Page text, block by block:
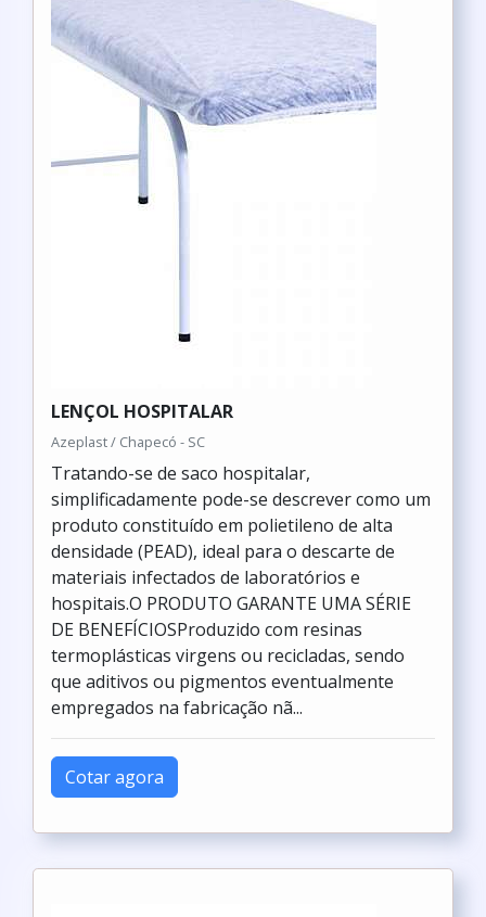
LENÇOL HOSPITALAR
Azeplast / Chapecó - SC
Tratando-se de saco hospitalar,
simplificadamente pode-se descrever como um
produto constituído em polietileno de alta
densidade (PEAD), ideal para o descarte de
materiais infectados de laboratórios e
hospitais.O PRODUTO GARANTE UMA SÉRIE
DE BENEFÍCIOSProduzido com resinas
termoplásticas virgens ou recicladas, sendo
que aditivos ou pigmentos eventualmente
empregados na fabricação nã...
Cotar agora